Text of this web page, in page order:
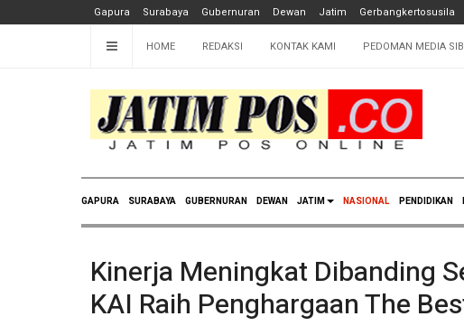
Gapura Surabaya Gubernuran Dewan Jatim Gerbangkertosusila
HOME REDAKSI KONTAK KAMI PEDOMAN MEDIA
GAPURA SURABAYA GUBERNURAN DEWAN JATIM NASIONAL PENDIDIKAN
Kinerja Meningkat Dibanding
KAI Raih Penghargaan The